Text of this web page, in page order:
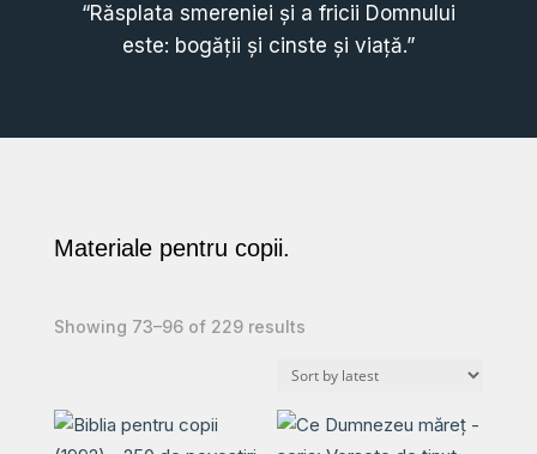
“Răsplata smereniei și a fricii Domnului
este: bogății și cinste și viață.”
Materiale pentru copii.
Showing 73–96 of 229 resultsSorted
latest